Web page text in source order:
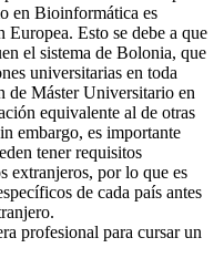
en Bioinformática es
Esto se debe a que
el sistema de Bolonia, que
universitarias en toda
de Máster Universitario en
equivalente al de otras
embargo, es importante
tener requisitos
extranjeros, por lo que es
de cada país antes
profesional para cursar un